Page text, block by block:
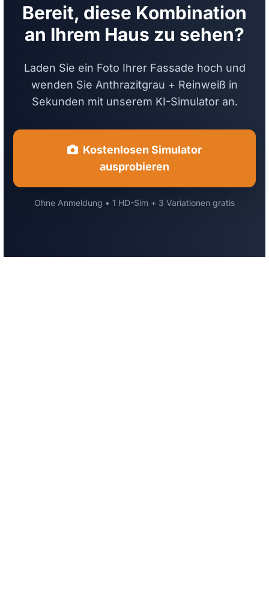
Bereit, diese Kombination
an Ihrem Haus zu sehen?
Laden Sie ein Foto Ihrer Fassade hoch und
wenden Sie Anthrazitgrau + Reinweiß in
Sekunden mit unserem KI-Simulator an.
Kostenlosen Simulator
ausprobieren
Ohne Anmeldung • 1 HD-Sim + 3 Variationen gratis